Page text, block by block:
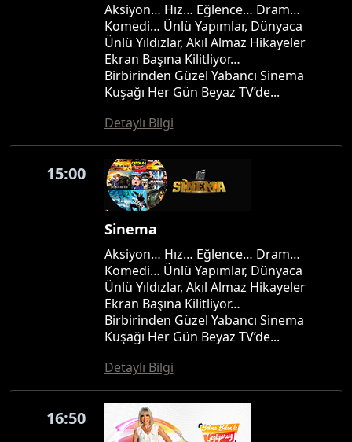
Aksiyon… Hız… Eğlence… Dram…
Komedi… Ünlü Yapımlar, Dünyaca
Ünlü Yıldızlar, Akıl Almaz Hikayeler
Ekran Başına Kilitliyor…
Birbirinden Güzel Yabancı Sinema
Kuşağı Her Gün Beyaz TV’de...
Detaylı Bilgi
15:00
Sinema
Aksiyon… Hız… Eğlence… Dram…
Komedi… Ünlü Yapımlar, Dünyaca
Ünlü Yıldızlar, Akıl Almaz Hikayeler
Ekran Başına Kilitliyor…
Birbirinden Güzel Yabancı Sinema
Kuşağı Her Gün Beyaz TV’de...
Detaylı Bilgi
16:50